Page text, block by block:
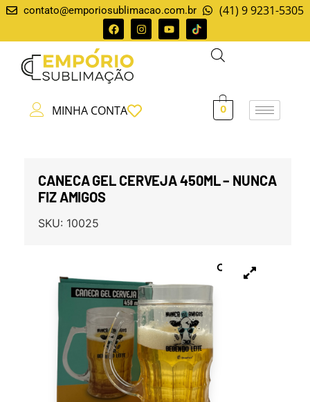
contato@emporiosublimacao.com.br (41) 9 9231-5305
MINHA CONTA 0
CANECA GEL CERVEJA 450ML – NUNCA
FIZ AMIGOS
SKU: 10025